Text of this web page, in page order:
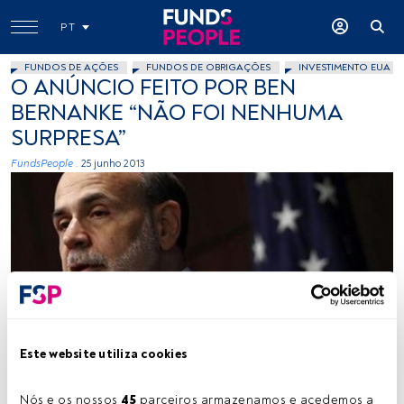
Este website utiliza cookies
Nós e os nossos 45 parceiros armazenamos e acedemos a
PT
FUNDOS DE AÇÕES FUNDOS DE OBRIGAÇÕES INVESTIMENTO EUA
O ANÚNCIO FEITO POR BEN
BERNANKE “NÃO FOI NENHUMA
SURPRESA”
FundsPeople . 25 junho 2013
Tempo de leitura: 1 min.